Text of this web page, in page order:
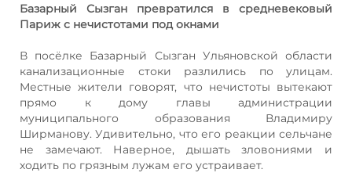
Базарный Сызган превратился в средневековый
Париж с нечистотами под окнами
В посёлке Базарный Сызган Ульяновской области
канализационные стоки разлились по улицам.
Местные жители говорят, что нечистоты вытекают
прямо к дому главы администрации
муниципального образования Владимиру
Ширманову. Удивительно, что его реакции сельчане
не замечают. Наверное, дышать зловониями и
ходить по грязным лужам его устраивает.